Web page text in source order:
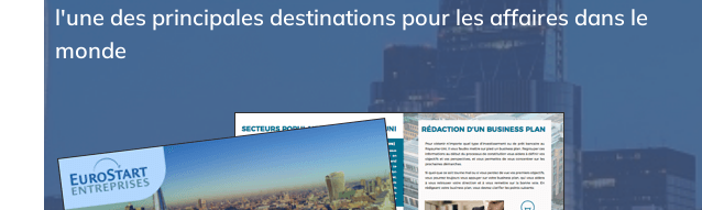
l'une des principales destinations pour les affaires dans le
monde